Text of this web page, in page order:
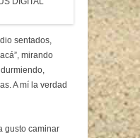
sentados,
mirando
durmiendo,
A mí la verdad
gusto caminar